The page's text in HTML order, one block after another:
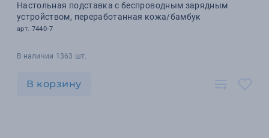
Настольная подставка с беспроводным зарядным
устройством, переработанная кожа/бамбук
арт. 7440-7
В наличии 1363 шт.
В корзину